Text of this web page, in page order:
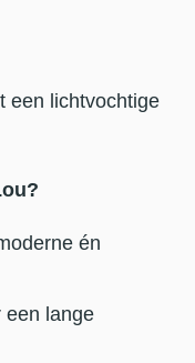
een lichtvochtige
én
een lange